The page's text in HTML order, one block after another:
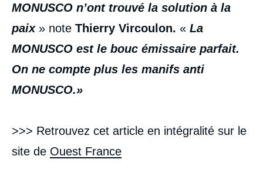
MONUSCO n’ont trouvé la solution à la
paix​ » note Thierry Vircoulon. « La
MONUSCO est le bouc émissaire parfait.
On ne compte plus les manifs anti
MONUSCO.»
>>> Retrouvez cet article en intégralité sur le
site de Ouest France